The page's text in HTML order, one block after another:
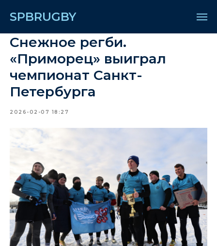
SPBRUGBY
Снежное регби.
«Приморец» выиграл
чемпионат Санкт-
Петербурга
2026-02-07 18:27